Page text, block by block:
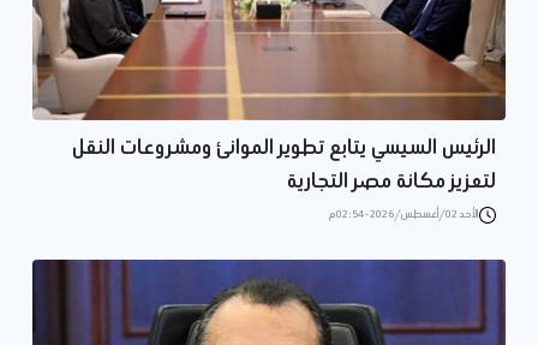
الرئيس السيسي يتابع تطوير الموانئ ومشروعات النقل
لتعزيز مكانة مصر التجارية
الأحد 02/أغسطس/2026 - 02:54 م